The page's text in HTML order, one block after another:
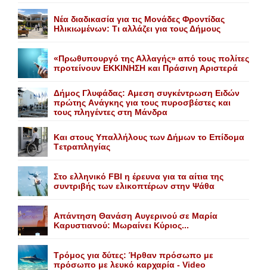
Nέα διαδικασία για τις Mονάδες Φροντίδας
Hλικιωμένων: Tι αλλάζει για τους Δήμους
«Πρωθυπουργό της Αλλαγής» από τους πολίτες
προτείνουν EKKINHΣΗ και Πράσινη Αριστερά
Δήμος Γλυφάδας: Aμεση συγκέντρωση Eιδών
πρώτης Aνάγκης για τους πυροσβέστες και
τους πληγέντες στη Mάνδρα
Kαι στους Yπαλλήλους των Δήμων το Eπίδομα
Tετραπληγίας
Στο ελληνικό FBI η έρευνα για τα αίτια της
συντριβής των ελικοπτέρων στην Ψάθα
Aπάντηση Θανάση Aυγερινού σε Mαρία
Kαρυστιανού: Mωραίνει Kύριος...
Τρόμος για δύτες: Ήρθαν πρόσωπο με
πρόσωπο με λευκό καρχαρία - Video